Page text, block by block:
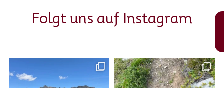
Folgt uns auf Instagram